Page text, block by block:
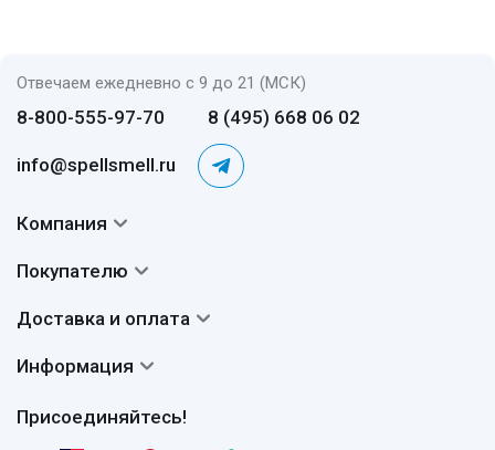
Отвечаем ежедневно с 9 до 21 (МСК)
8-800-555-97-70 8 (495) 668 06 02
info@spellsmell.ru
Присоединяйтесь!
Компания
Авторы
Сертификаты
Покупателю
Вопросы и ответы
Отзывы
Доставка и оплата
Доставка
Возврат
Информация